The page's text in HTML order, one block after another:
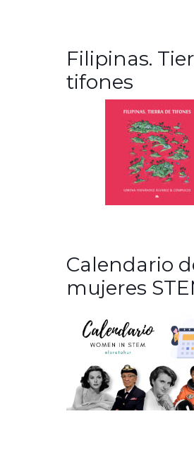
Filipinas.
tifones
Calendario
mujeres